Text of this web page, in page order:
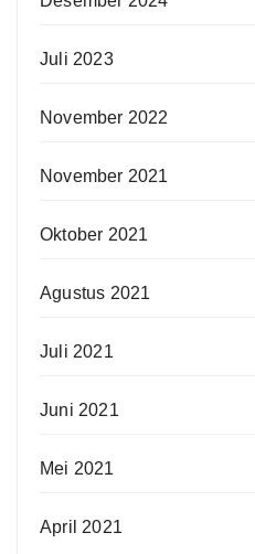
Juli 2023
November 2022
November 2021
Oktober 2021
Agustus 2021
Juli 2021
Juni 2021
Mei 2021
April 2021